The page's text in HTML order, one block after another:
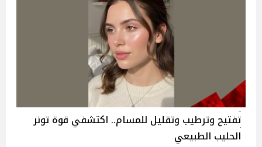
تفتيح وترطيب وتقليل للمسام.. اكتشفي قوة تونر
الحليب الطبيعي